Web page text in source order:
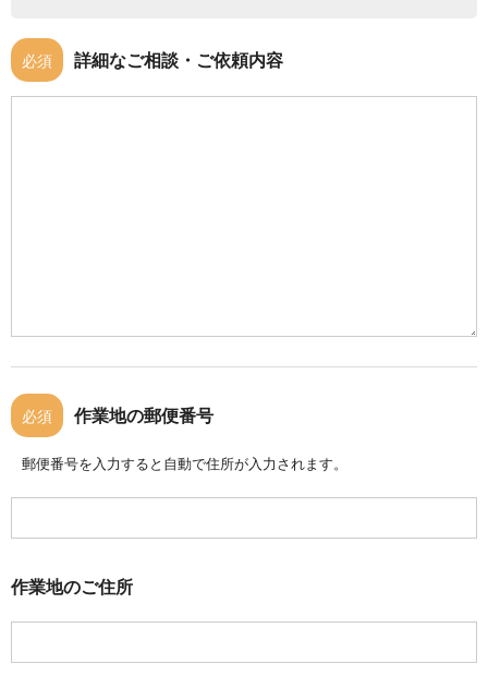
必須 詳細なご相談・ご依頼内容
必須 作業地の郵便番号
郵便番号を入力すると自動で住所が入力されます。
作業地のご住所